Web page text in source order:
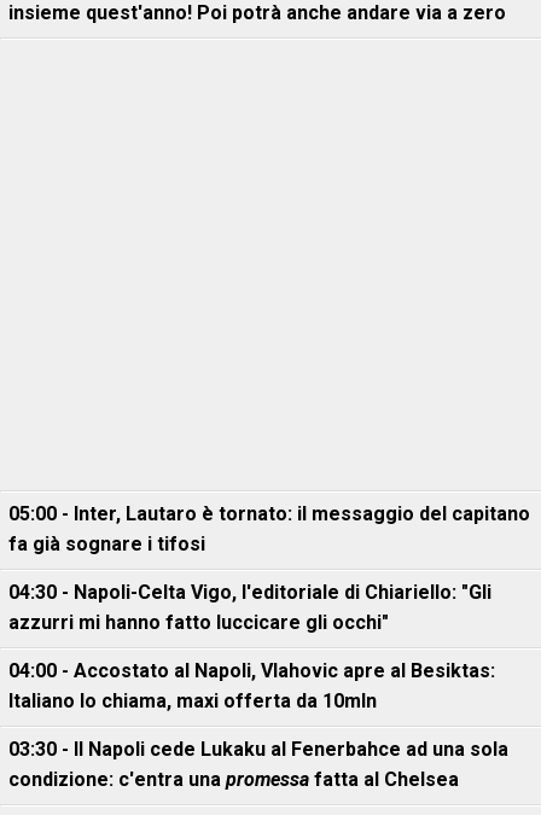
insieme quest'anno! Poi potrà anche andare via a zero
05:00 - Inter, Lautaro è tornato: il messaggio del capitano
fa già sognare i tifosi
04:30 - Napoli-Celta Vigo, l'editoriale di Chiariello: "Gli
azzurri mi hanno fatto luccicare gli occhi"
04:00 - Accostato al Napoli, Vlahovic apre al Besiktas:
Italiano lo chiama, maxi offerta da 10mln
03:30 - Il Napoli cede Lukaku al Fenerbahce ad una sola
condizione: c'entra una promessa fatta al Chelsea